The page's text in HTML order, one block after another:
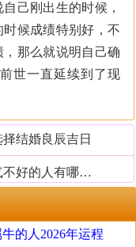
己刚出生的时候，
候成绩特别好，不
那么就说明自己确
世一直延续到了现
结婚良辰吉日
人有哪些表现
牛的人2026年运程